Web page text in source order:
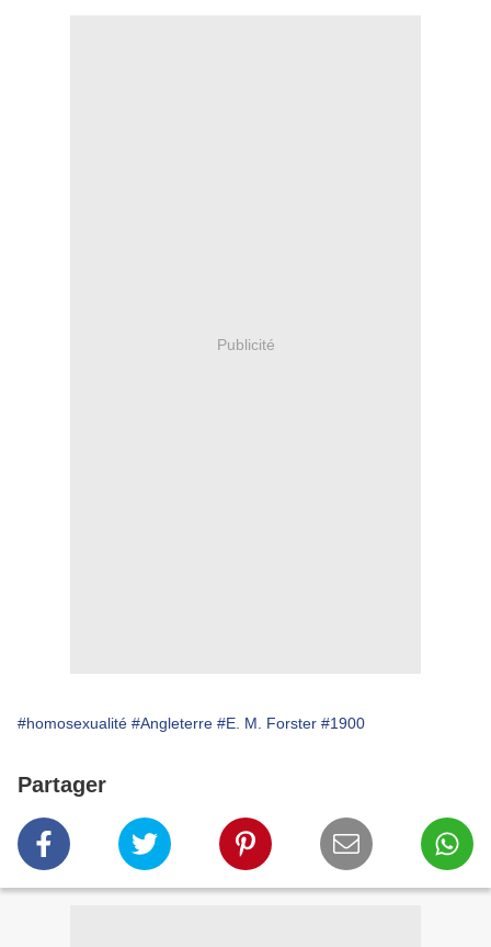
Publicité
#homosexualité #Angleterre #E. M. Forster #1900
Partager